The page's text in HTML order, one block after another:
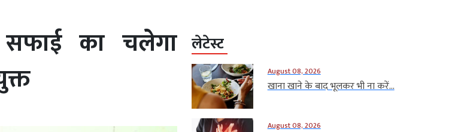
सफाई का चलेगा लेटेस्ट
August 08, 2026
खाना खाने के बाद भूलकर भी ना करें...
August 08, 2026